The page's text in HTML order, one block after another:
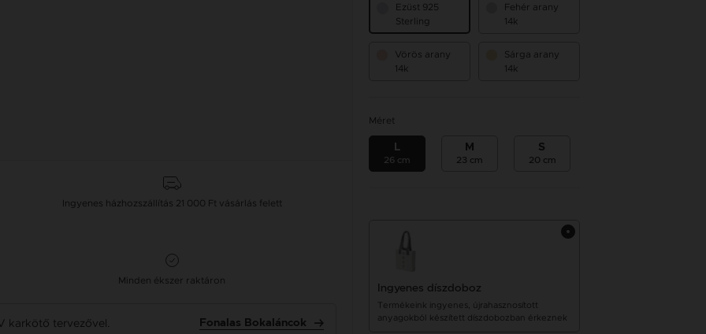
Ingyenes házhozszállítás 21 000 Ft vásárlás felett
Minden ékszer raktáron
karkötő tervezővel. Fonalas Bokaláncok
Ezüst 925
Sterling
Fehér arany
14k
Vörös arany
14k
Sárga arany
14k
Méret
L
26 cm
M
23 cm
S
20 cm
Ingyenes díszdoboz
Termékeink ingyenes, újrahasznosított
anyagokból készített díszdobozban érkeznek